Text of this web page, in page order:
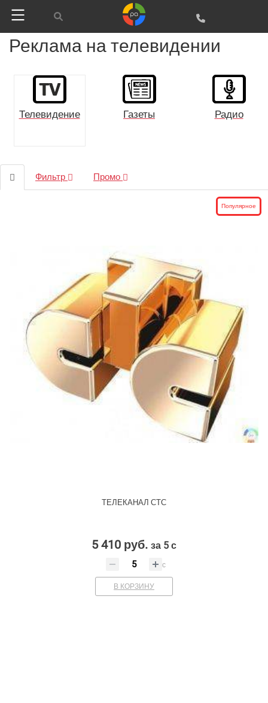
Реклама на телевидении
Телевидение Газеты Радио
Фильтр Промо
Популярное
ТЕЛЕКАНАЛ СТС
5 410 руб. за 5 с
с
В КОРЗИНУ